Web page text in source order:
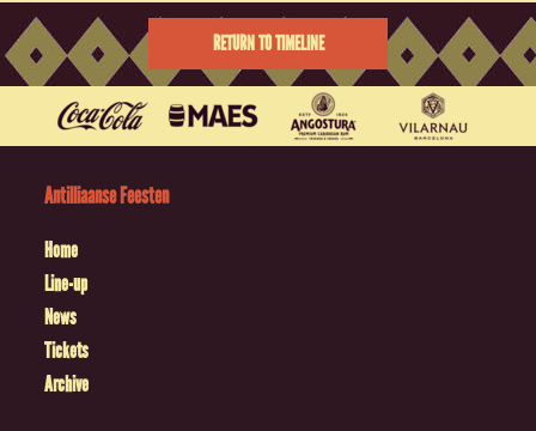
RETURN TO TIMELINE
Antilliaanse Feesten
Home
Line-up
News
Tickets
Archive